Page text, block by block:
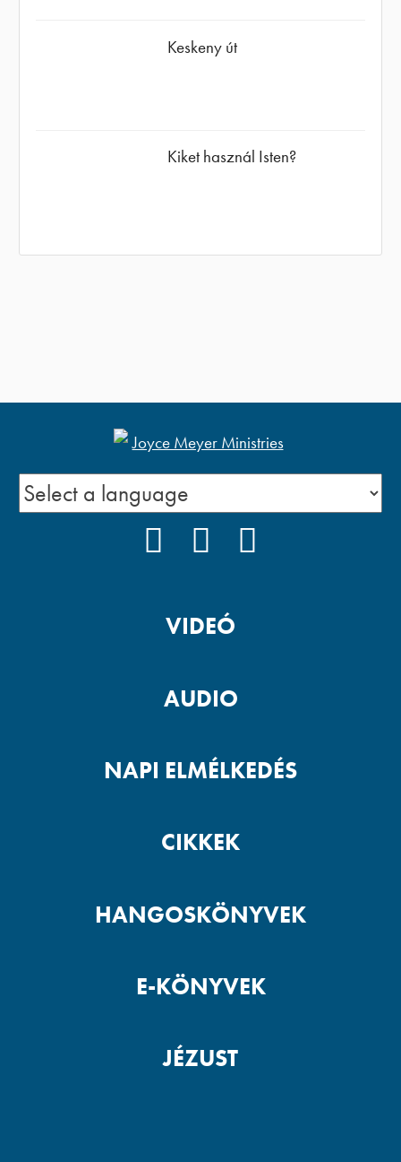
Keskeny út
Kiket használ Isten?
VIDEÓ
AUDIO
NAPI ELMÉLKEDÉS
CIKKEK
HANGOSKÖNYVEK
E-KÖNYVEK
JÉZUST